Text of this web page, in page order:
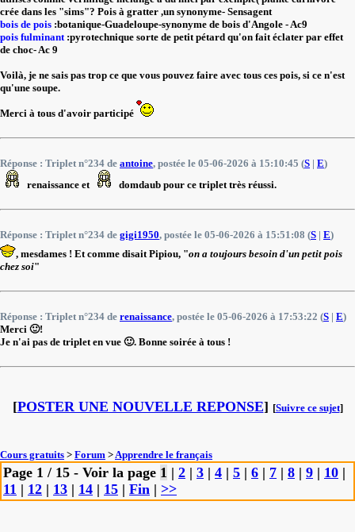
crée dans les "sims"? Pois à gratter ,un synonyme- Sensagent
bois de pois :botanique-Guadeloupe-synonyme de bois d'Angole - Ac9
pois fulminant :pyrotechnique sorte de petit pétard qu'on fait éclater par effet
de choc- Ac 9
Voilà, je ne sais pas trop ce que vous pouvez faire avec tous ces pois, si ce n'est
qu'une soupe.
Merci à tous d'avoir participé
Réponse : Triplet n°234 de antoine, postée le 05-06-2026 à 15:10:45 (S | E)
renaissance et
domdaub pour ce triplet très réussi.
Réponse : Triplet n°234 de gigi1950, postée le 05-06-2026 à 15:51:08 (S | E)
, mesdames ! Et comme disait Pipiou, "on a toujours besoin d'un petit pois
chez soi"
Réponse : Triplet n°234 de renaissance, postée le 05-06-2026 à 17:53:22 (S | E)
Merci 🙂!
Je n'ai pas de triplet en vue 🙂. Bonne soirée à tous !
[POSTER UNE NOUVELLE REPONSE] [Suivre ce sujet]
Cours gratuits > Forum > Apprendre le français
Page 1 / 15 - Voir la page 1 | 2 | 3 | 4 | 5 | 6 | 7 | 8 | 9 | 10 |
11 | 12 | 13 | 14 | 15 | Fin | >>